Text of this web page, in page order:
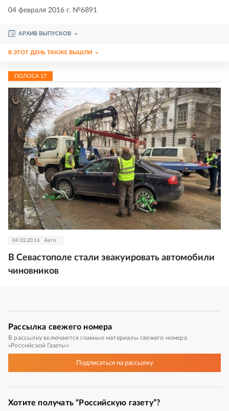
04 февраля 2016 г. №6891
АРХИВ ВЫПУСКОВ
В ЭТОТ ДЕНЬ ТАКЖЕ ВЫШЛИ
ПОЛОСА 17
04.02.2016 Авто
В Севастополе стали эвакуировать автомобили
чиновников
Рассылка свежего номера
В рассылку включаются главные материалы свежего номера
«Российской Газеты»
Подписатьсяна рассылку
Хотите получать “Российскую газету”?